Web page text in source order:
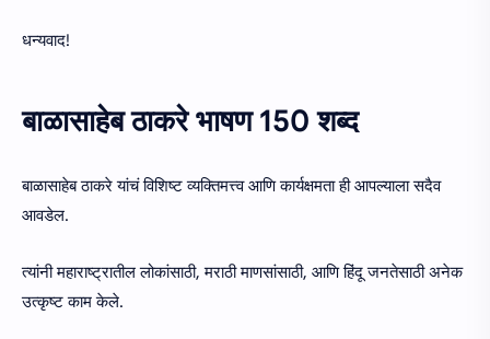
धन्यवाद!
बाळासाहेब ठाकरे भाषण 150 शब्द
बाळासाहेब ठाकरे यांचं विशिष्ट व्यक्तिमत्त्व आणि कार्यक्षमता ही आपल्याला सदैव
आवडेल.
त्यांनी महाराष्ट्रातील लोकांसाठी, मराठी माणसांसाठी, आणि हिंदू जनतेसाठी अनेक
उत्कृष्ट काम केले.